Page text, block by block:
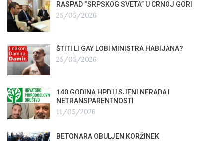
RASPAD “SRPSKOG SVETA” U CRNOJ GORI
25/05/2026
ŠTITI LI GAY LOBI MINISTRA HABIJANA?
25/05/2026
140 GODINA HPD U SJENI NERADA I
NETRANSPARENTNOSTI
11/05/2026
BETONARA OBULJEN KORŽINEK